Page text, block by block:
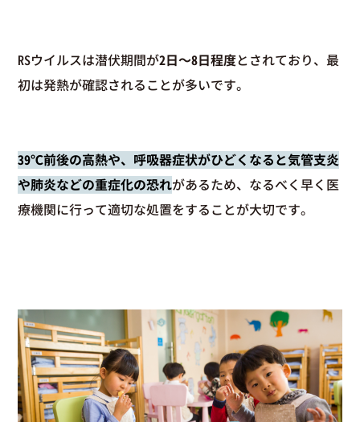
RSウイルスは潜伏期間が2日〜8日程度とされており、最
初は発熱が確認されることが多いです。
39℃前後の高熱や、呼吸器症状がひどくなると気管支炎
や肺炎などの重症化の恐れがあるため、なるべく早く医
療機関に行って適切な処置をすることが大切です。